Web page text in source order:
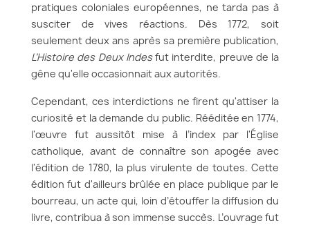
pratiques coloniales européennes, ne tarda pas à
susciter de vives réactions. Dès 1772, soit
seulement deux ans après sa première publication,
L’Histoire des Deux Indesfut interdite, preuve de la
gêne qu'elle occasionnait aux autorités.
Cependant, ces interdictions ne firent qu'attiser la
curiosité et la demande du public. Rééditée en 1774,
l'œuvre fut aussitôt mise à l’index par l'Église
catholique, avant de connaître son apogée avec
l'édition de 1780, la plus virulente de toutes. Cette
édition fut d'ailleurs brûlée en place publique par le
bourreau, un acte qui, loin d’étouffer la diffusion du
livre, contribua à son immense succès. L’ouvrage fut